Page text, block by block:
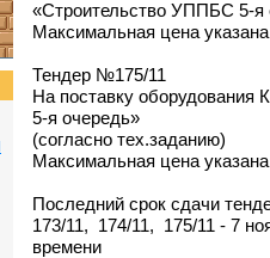
«Строительство УППБС 5-я
Максимальная цена
Тендер №175/11
На поставку
5-я очередь»
(согласно тех.заданию)
Максимальная цена
Последний срок сдачи
173/11, 174/11, 175/11 - 7
времени